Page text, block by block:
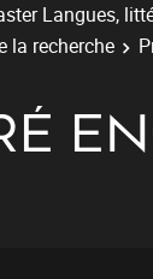
Langues,
la recherche